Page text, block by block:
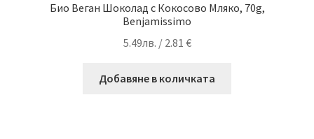
Био Веган Шоколад с Кокосово Мляко, 70g,
Benjamissimo
5.49лв. / 2.81 €
Добавяне в количката